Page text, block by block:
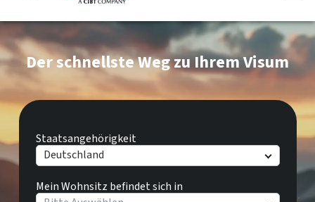
Staatsangehörigkeit
Deutschland
Mein Wohnsitz befindet sich in
Der schnellste Weg zu Ihrem Visum